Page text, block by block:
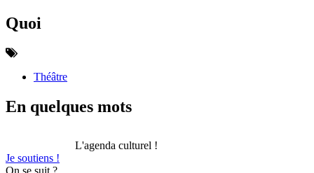
Quoi
Théâtre
En quelques mots
L'agenda culturel !
Je soutiens !
On se suit ?